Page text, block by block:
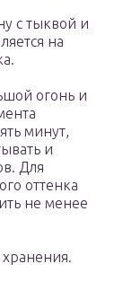
с тыквой и
на
огонь и
минут,
и
Для
оттенка
не менее